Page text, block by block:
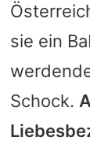
sie ein
Schock.